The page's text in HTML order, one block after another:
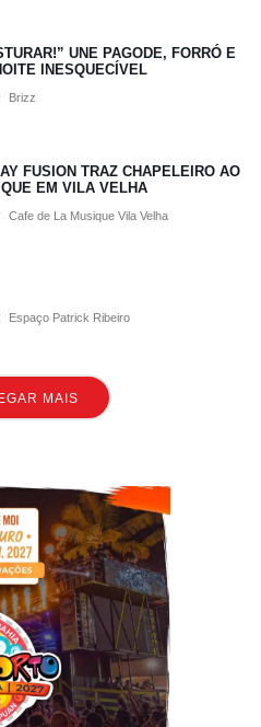
UNE PAGODE, FORRÓ E
INESQUECÍVEL
Brizz
FUSION TRAZ CHAPELEIRO AO
EM VILA VELHA
Cafe de La Musique Vila Velha
Espaço Patrick Ribeiro
MAIS